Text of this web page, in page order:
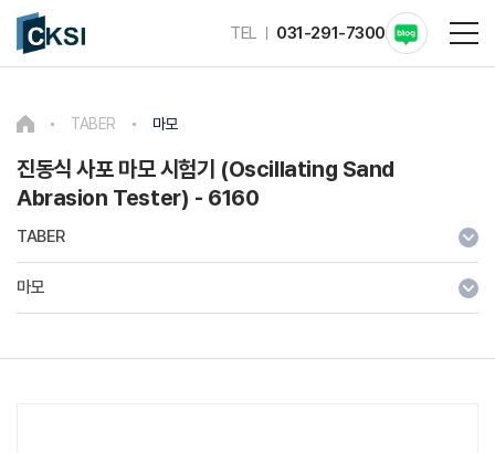
TEL 031-291-7300
TABER 마모
진동식 사포 마모 시험기 (Oscillating Sand
Abrasion Tester) - 6160
TABER
마모